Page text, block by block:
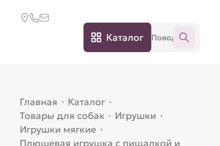
Каталог
Главная · Каталог ·
Товары для собак · Игрушки ·
Игрушки мягкие ·
Плюшевая игрушка с пищалкой и